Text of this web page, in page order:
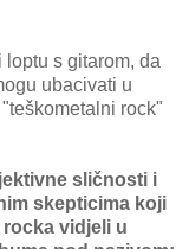
s gitarom, da
ubacivati u
rock"
sličnosti i
skepticima koji
vidjeli u